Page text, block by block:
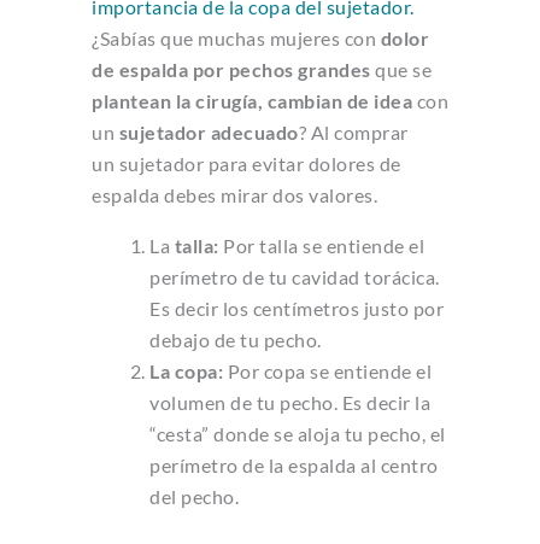
¿Sabías que muchas mujeres con dolor
de espalda por pechos grandes que se
plantean la cirugía, cambian de idea con
un sujetador adecuado? Al comprar
un sujetador para evitar dolores de
espalda debes mirar dos valores.
La talla: Por talla se entiende el
perímetro de tu cavidad torácica.
Es decir los centímetros justo por
debajo de tu pecho.
La copa: Por copa se entiende el
volumen de tu pecho. Es decir la
“cesta” donde se aloja tu pecho, el
perímetro de la espalda al centro
del pecho.